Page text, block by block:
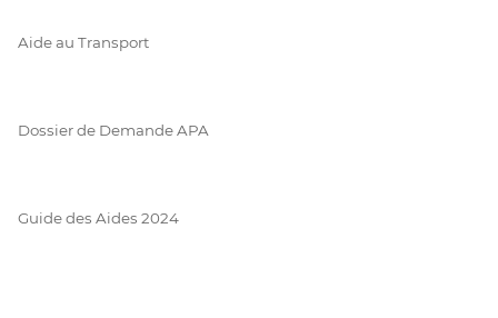
Aide au Transport
Dossier de Demande APA
Guide des Aides 2024